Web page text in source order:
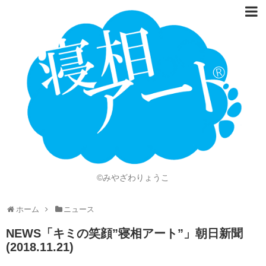
©みやざわりょうこ
ホーム ニュース
NEWS「キミの笑顔”寝相アート”」朝日新聞
(2018.11.21)
Language
開催情報
動画
ニュース
知的財産権